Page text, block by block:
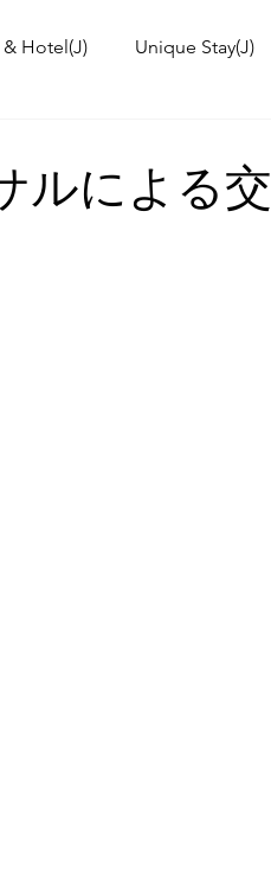
Hotel(J) Unique Stay(J)
ルによる交